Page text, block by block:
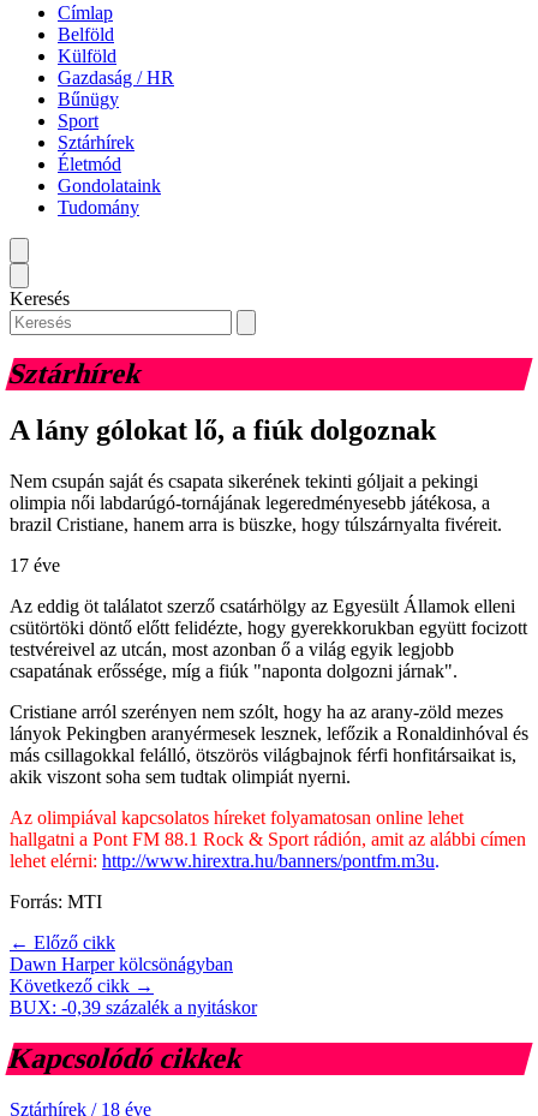
Címlap
Belföld
Külföld
Gazdaság / HR
Bűnügy
Sport
Sztárhírek
Életmód
Gondolataink
Tudomány
Keresés
Sztárhírek
A lány gólokat lő, a fiúk dolgoznak
Nem csupán saját és csapata sikerének tekinti góljait a pekingi
olimpia női labdarúgó-tornájának legeredményesebb játékosa, a
brazil Cristiane, hanem arra is büszke, hogy túlszárnyalta fivéreit.
17 éve
Az eddig öt találatot szerző csatárhölgy az Egyesült Államok elleni
csütörtöki döntő előtt felidézte, hogy gyerekkorukban együtt focizott
testvéreivel az utcán, most azonban ő a világ egyik legjobb
csapatának erőssége, míg a fiúk "naponta dolgozni járnak".
Cristiane arról szerényen nem szólt, hogy ha az arany-zöld mezes
lányok Pekingben aranyérmesek lesznek, lefőzik a Ronaldinhóval és
más csillagokkal felálló, ötszörös világbajnok férfi honfitársaikat is,
akik viszont soha sem tudtak olimpiát nyerni.
Az olimpiával kapcsolatos híreket folyamatosan online lehet
hallgatni a Pont FM 88.1 Rock & Sport rádión, amit az alábbi címen
lehet elérni: http://www.hirextra.hu/banners/pontfm.m3u.
Forrás: MTI
← Előző cikk
Dawn Harper kölcsönágyban
Következő cikk →
BUX: -0,39 százalék a nyitáskor
Kapcsolódó cikkek
Sztárhírek / 18 éve